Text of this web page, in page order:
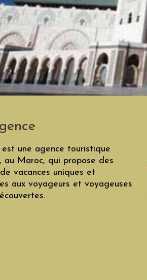
est une agence touristique
au Maroc, qui propose des
vacances uniques et
aux voyageurs et voyageuses